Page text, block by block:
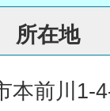
所在地
本前川1-